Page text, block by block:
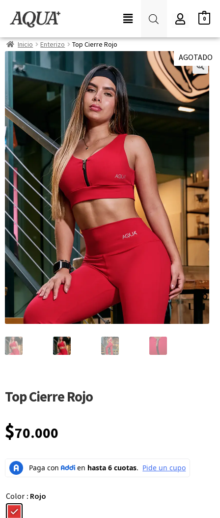
0
Inicio Enterizo Top Cierre Rojo
🔍
AGOTADO
Top Cierre Rojo
$70.000
Color : Rojo